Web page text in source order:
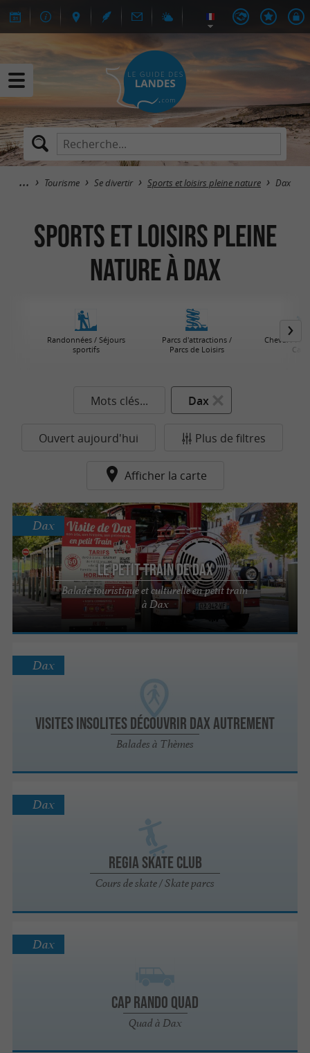
Tourisme Se divertir Sports et loisirs pleine nature Dax
Sports et loisirs pleine
nature à Dax
Randonnées / Séjours
sportifs
Parcs d'attractions /
Parcs de Loisirs
Cheval /
Mots clés... Dax
Ouvert aujourd'hui Plus de filtres
Afficher la carte
Le Petit Train de Dax
Balade touristique et culturelle en petit train
à Dax
Dax
Visites insolites Découvrir Dax Autrement
Balades à Thèmes
Dax
Regia Skate Club
Cours de skate / Skate parcs
Dax
Cap Rando Quad
Quad à Dax
Dax